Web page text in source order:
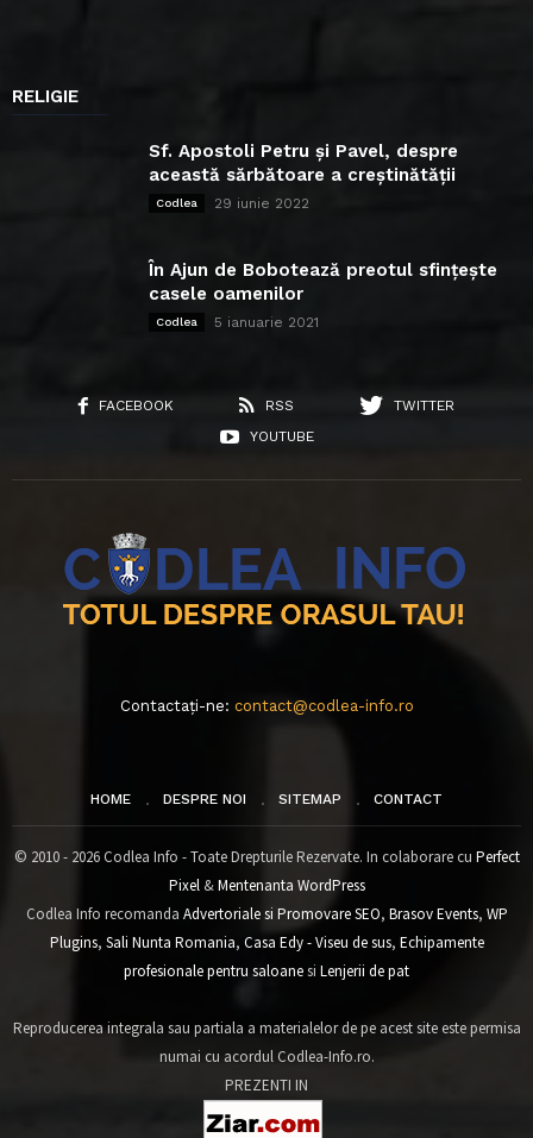
RELIGIE
Sf. Apostoli Petru și Pavel, despre
această sărbătoare a creștinătății
Codlea 29 iunie 2022
În Ajun de Bobotează preotul sfințește
casele oamenilor
Codlea 5 ianuarie 2021
FACEBOOK RSS
TWITTER
YOUTUBE
Contactați-ne: contact@codlea-info.ro
HOME DESPRE NOI SITEMAP CONTACT
© 2010 - 2026 Codlea Info - Toate Drepturile Rezervate. In colaborare cu Perfect
Pixel&Mentenanta WordPress
Codlea Info recomanda Advertoriale si Promovare SEO, Brasov Events, WP
Plugins, Sali Nunta Romania, Casa Edy - Viseu de sus, Echipamente
profesionale pentru saloanesi Lenjerii de pat
Reproducerea integrala sau partiala a materialelor de pe acest site este permisa
numai cu acordul Codlea-Info.ro.
PREZENTI IN